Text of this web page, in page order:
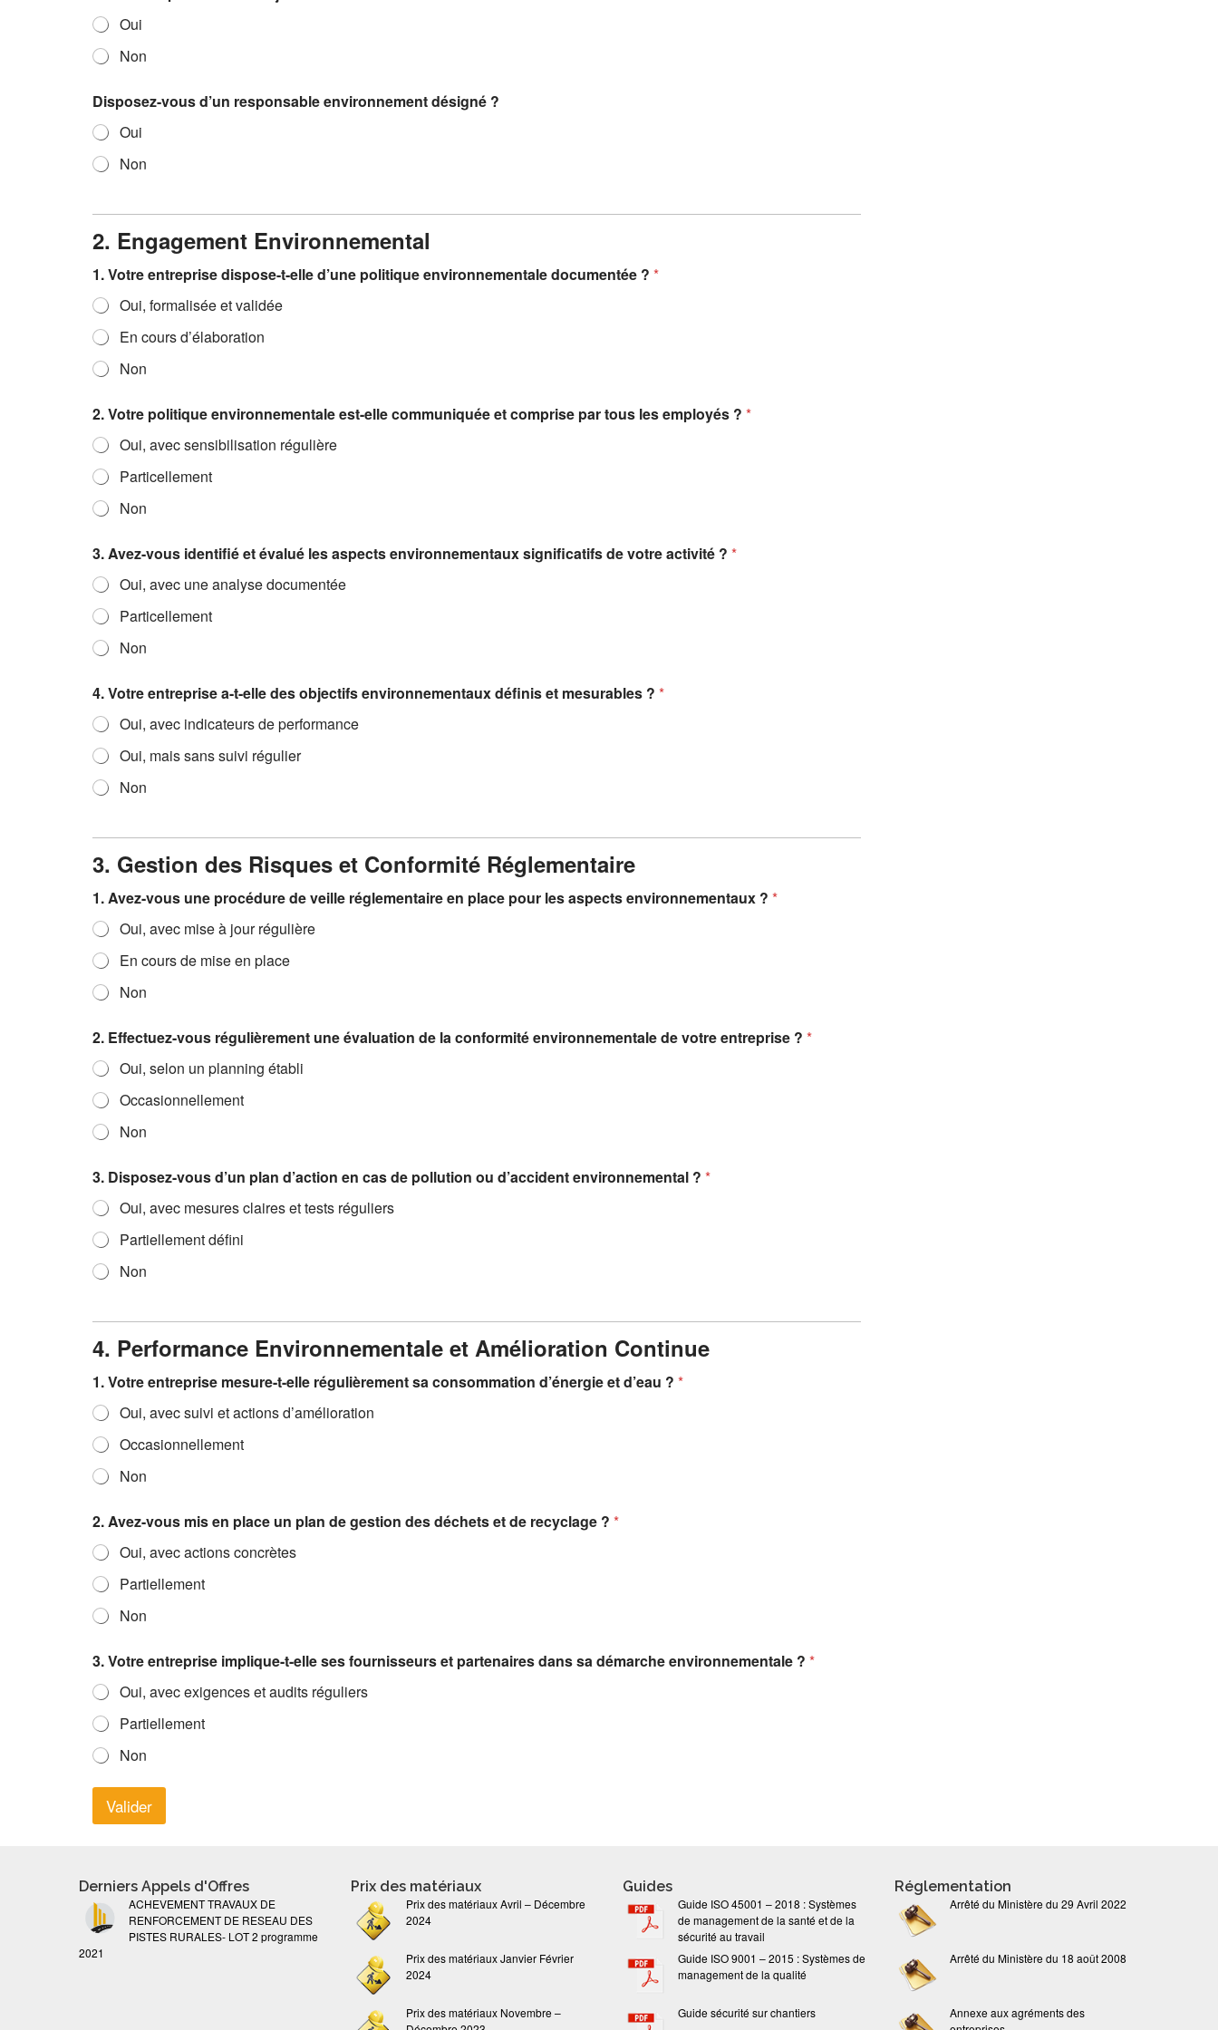
Oui
Non
Disposez-vous d’un responsable environnement désigné ?
Oui
Non
o
u
s
D
i
s
p
o
s
e
v
o
u
s
2. Engagement Environnemental
1. Votre entreprise dispose-t-elle d’une politique environnementale documentée ? *
Oui, formalisée et validée
En cours d’élaboration
Non
2. Votre politique environnementale est-elle communiquée et comprise par tous les employés ? *
Oui, avec sensibilisation régulière
Particellement
Non
3. Avez-vous identifié et évalué les aspects environnementaux significatifs de votre activité ? *
Oui, avec une analyse documentée
Particellement
Non
4. Votre entreprise a-t-elle des objectifs environnementaux définis et mesurables ? *
Oui, avec indicateurs de performance
Oui, mais sans suivi régulier
Non
3. Gestion des Risques et Conformité Réglementaire
1. Avez-vous une procédure de veille réglementaire en place pour les aspects environnementaux ? *
Oui, avec mise à jour régulière
En cours de mise en place
Non
2. Effectuez-vous régulièrement une évaluation de la conformité environnementale de votre entreprise ? *
Oui, selon un planning établi
Occasionnellement
Non
3. Disposez-vous d’un plan d’action en cas de pollution ou d’accident environnemental ? *
Oui, avec mesures claires et tests réguliers
Partiellement défini
Non
4. Performance Environnementale et Amélioration Continue
1. Votre entreprise mesure-t-elle régulièrement sa consommation d’énergie et d’eau ? *
Oui, avec suivi et actions d’amélioration
Occasionnellement
Non
2. Avez-vous mis en place un plan de gestion des déchets et de recyclage ? *
Oui, avec actions concrètes
Partiellement
Non
3. Votre entreprise implique-t-elle ses fournisseurs et partenaires dans sa démarche environnementale ? *
Oui, avec exigences et audits réguliers
Partiellement
Non
Valider
Derniers Appels d'Offres
ACHEVEMENT TRAVAUX DE
RENFORCEMENT DE RESEAU DES
PISTES RURALES- LOT 2 programme
2021
Prix des matériaux
Prix des matériaux Avril – Décembre
2024
Prix des matériaux Janvier Février
2024
Prix des matériaux Novembre –
Guides
Guide ISO 45001 – 2018 : Systèmes
de management de la santé et de la
sécurité au travail
Guide ISO 9001 – 2015 : Systèmes de
management de la qualité
Guide sécurité sur chantiers
Réglementation
Arrêté du Ministère du 29 Avril 2022
Arrêté du Ministère du 18 août 2008
Annexe aux agréments des